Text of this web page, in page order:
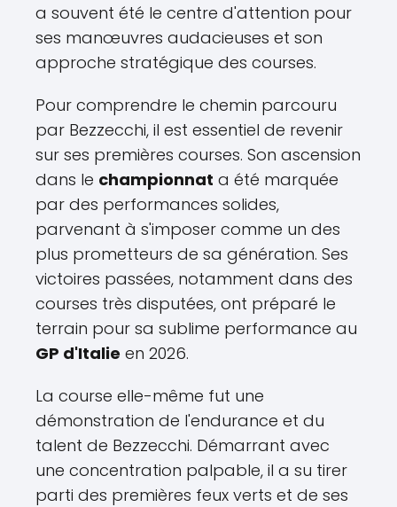
a souvent été le centre d'attention pour
ses manœuvres audacieuses et son
approche stratégique des courses.
Pour comprendre le chemin parcouru
par Bezzecchi, il est essentiel de revenir
sur ses premières courses. Son ascension
dans le championnat a été marquée
par des performances solides,
parvenant à s'imposer comme un des
plus prometteurs de sa génération. Ses
victoires passées, notamment dans des
courses très disputées, ont préparé le
terrain pour sa sublime performance au
GP d'Italie en 2026.
La course elle-même fut une
démonstration de l'endurance et du
talent de Bezzecchi. Démarrant avec
une concentration palpable, il a su tirer
parti des premières feux verts et de ses